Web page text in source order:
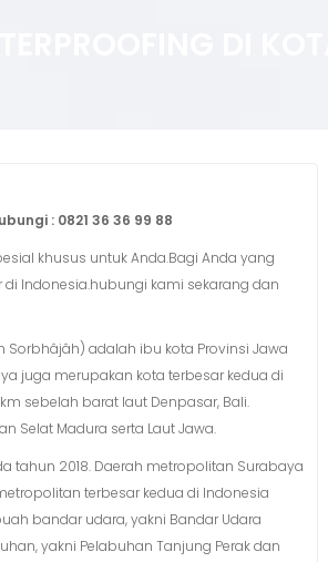
: 0821 36 36 99 88
khusus untuk Anda.Bagi Anda yang
Indonesia.hubungi kami sekarang dan
juga merupakan kota terbesar kedua di
sebelah barat laut Denpasar, Bali.
Selat Madura serta Laut Jawa.
tahun 2018. Daerah metropolitan Surabaya
terbesar kedua di Indonesia
bandar udara, yakni Bandar Udara
yakni Pelabuhan Tanjung Perak dan